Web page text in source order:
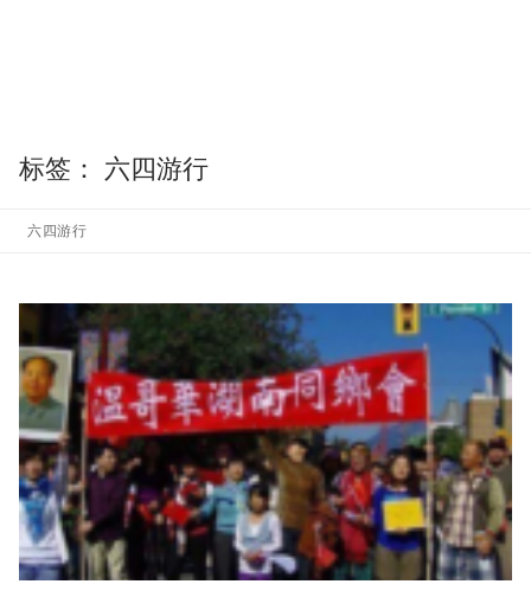
标签： 六四游行
六四游行